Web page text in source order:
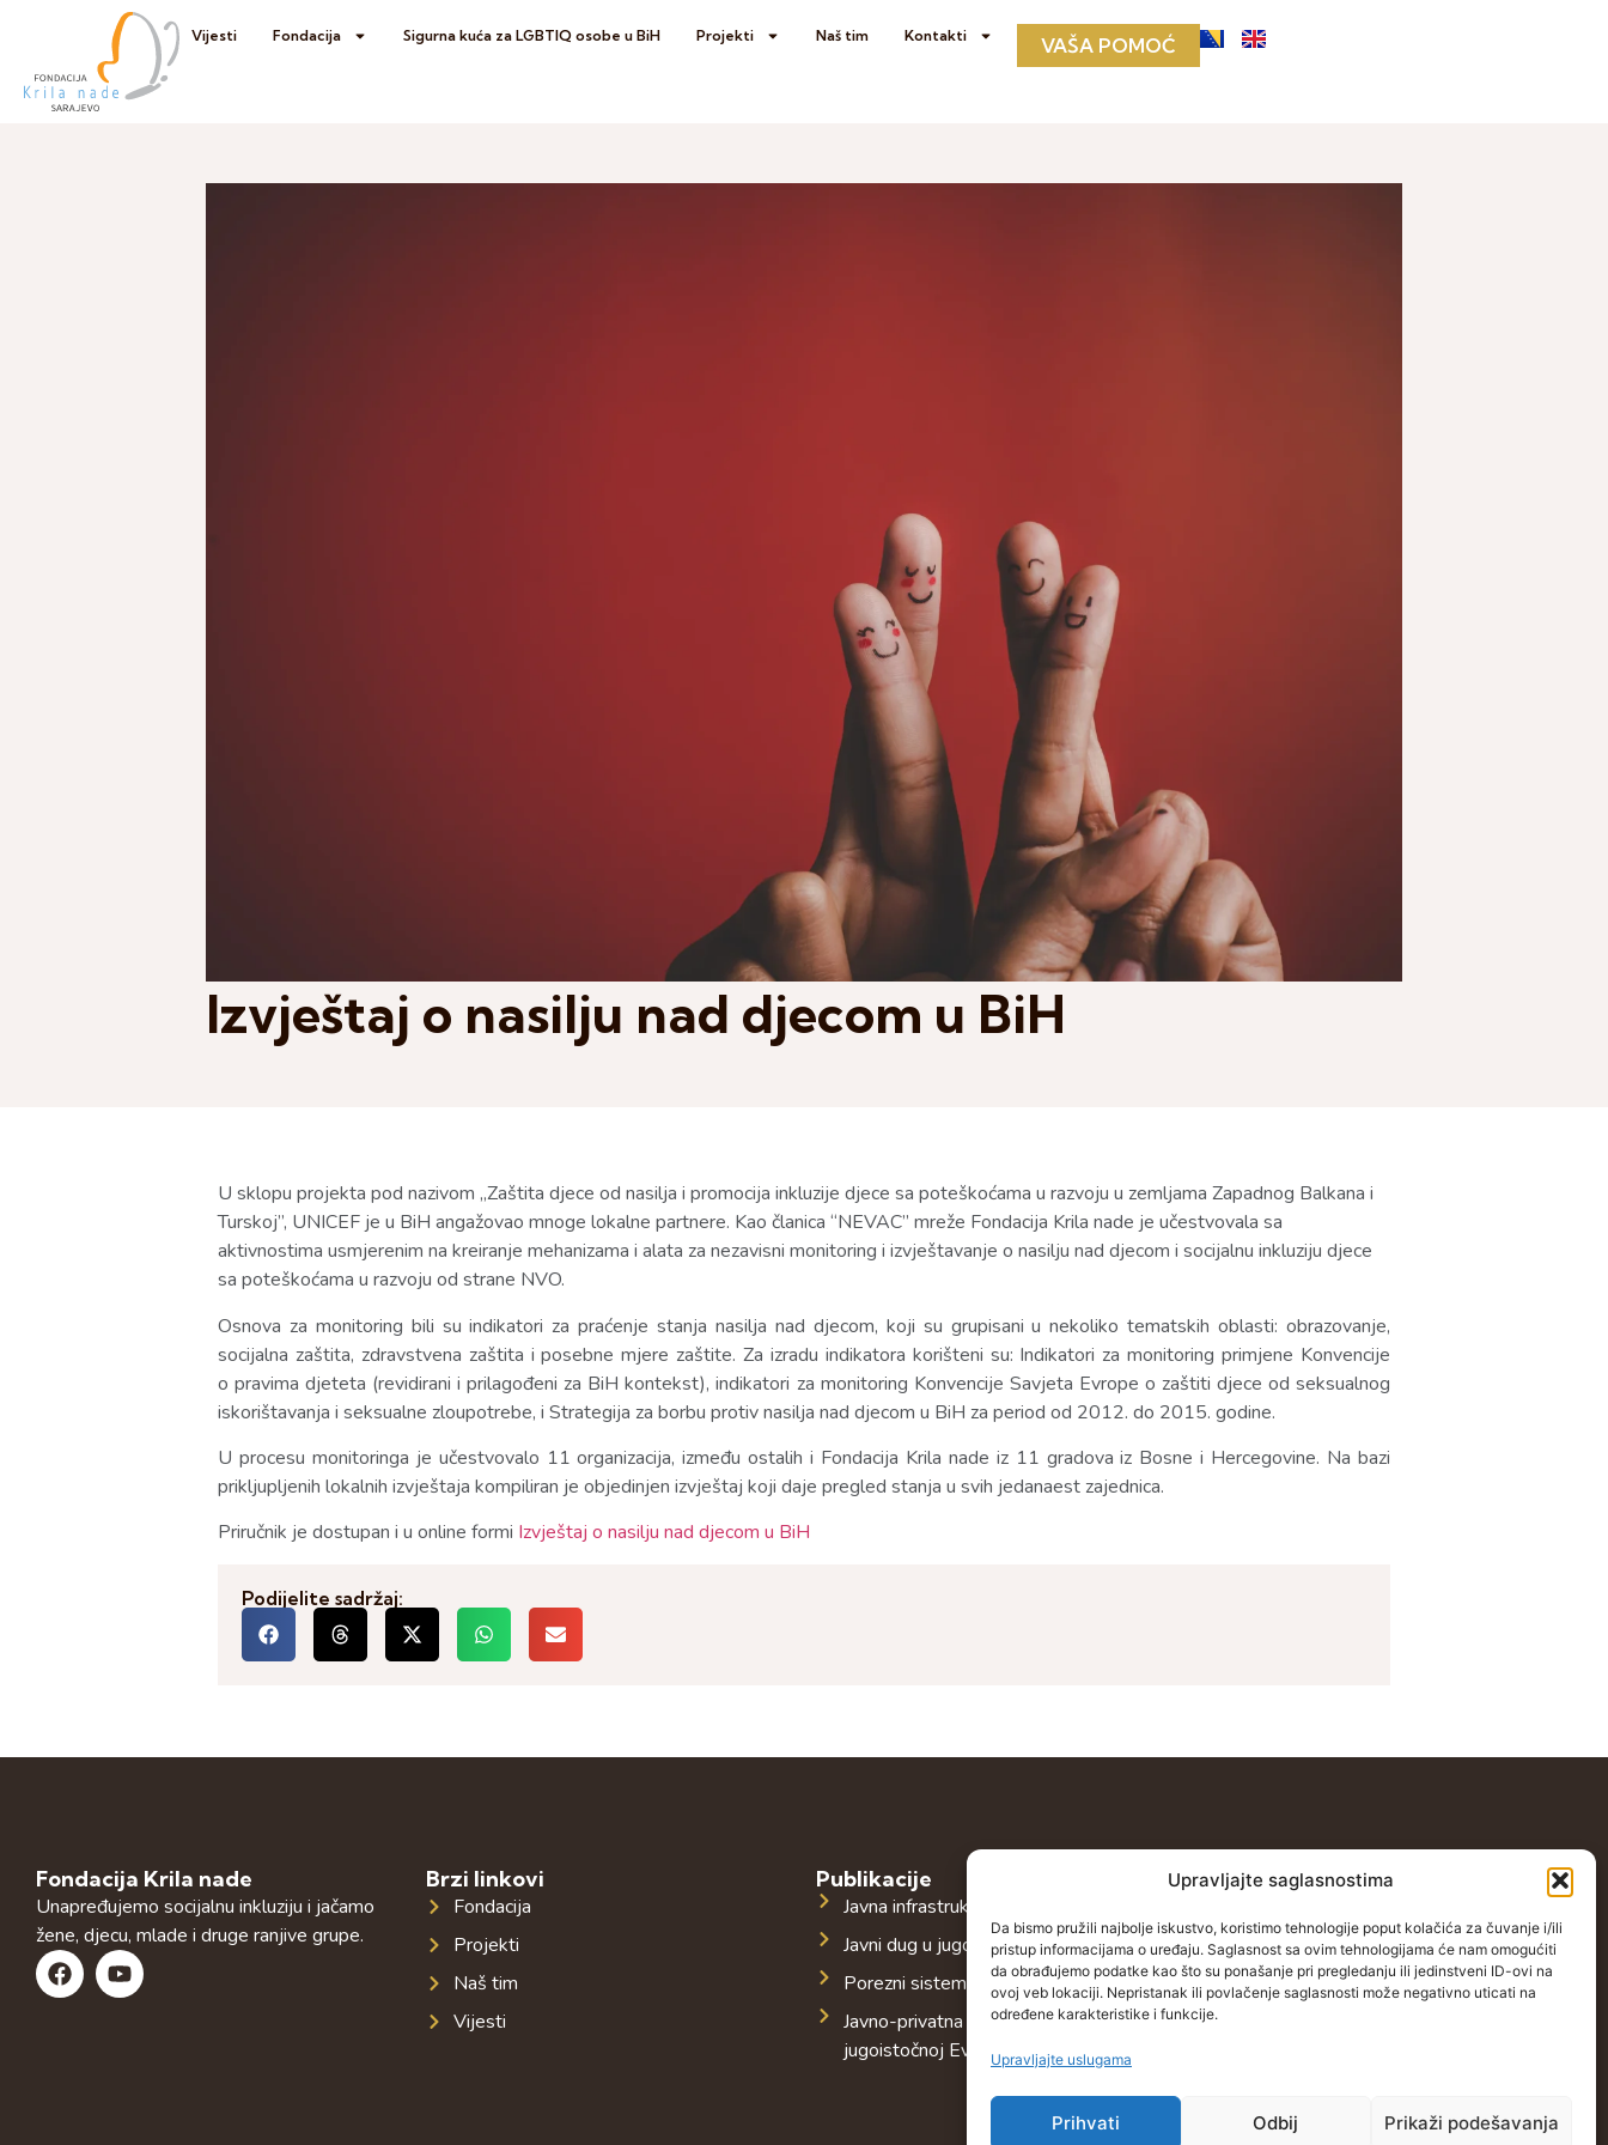
Upravljajte saglasnostima
Da bismo pružili najbolje iskustvo, koristimo tehnologije poput kolačića za čuvanje i/ili
pristup informacijama o uređaju. Saglasnost sa ovim tehnologijama će nam omogućiti
da obrađujemo podatke kao što su ponašanje pri pregledanju ili jedinstveni ID-ovi na
ovoj veb lokaciji. Nepristanak ili povlačenje saglasnosti može negativno uticati na
određene karakteristike i funkcije.
Upravljajte uslugama
Prihvati Odbij Prikaži podešavanja
Vijesti Fondacija Sigurna kuća za LGBTIQ osobe u BiH Projekti Naš tim Kontakti VAŠA POMOĆ
Izvještaj o nasilju nad djecom u BiH
U sklopu projekta pod nazivom „Zaštita djece od nasilja i promocija inkluzije djece sa poteškoćama u razvoju u zemljama Zapadnog Balkana i
Turskoj”, UNICEF je u BiH angažovao mnoge lokalne partnere. Kao članica “NEVAC” mreže Fondacija Krila nade je učestvovala sa
aktivnostima usmjerenim na kreiranje mehanizama i alata za nezavisni monitoring i izvještavanje o nasilju nad djecom i socijalnu inkluziju djece
sa poteškoćama u razvoju od strane NVO.
Osnova za monitoring bili su indikatori za praćenje stanja nasilja nad djecom, koji su grupisani u nekoliko tematskih oblasti: obrazovanje,
socijalna zaštita, zdravstvena zaštita i posebne mjere zaštite. Za izradu indikatora korišteni su: Indikatori za monitoring primjene Konvencije
o pravima djeteta (revidirani i prilagođeni za BiH kontekst), indikatori za monitoring Konvencije Savjeta Evrope o zaštiti djece od seksualnog
iskorištavanja i seksualne zloupotrebe, i Strategija za borbu protiv nasilja nad djecom u BiH za period od 2012. do 2015. godine.
U procesu monitoringa je učestvovalo 11 organizacija, između ostalih i Fondacija Krila nade iz 11 gradova iz Bosne i Hercegovine. Na bazi
prikljupljenih lokalnih izvještaja kompiliran je objedinjen izvještaj koji daje pregled stanja u svih jedanaest zajednica.
Priručnik je dostupan i u online formi Izvještaj o nasilju nad djecom u BiH
Podijelite sadržaj:
Fondacija Krila nade
Unapređujemo socijalnu inkluziju i jačamo
žene, djecu, mlade i druge ranjive grupe.
Brzi linkovi
Fondacija
Projekti
Naš tim
Vijesti
Publikacije
Javna infrastruktura u jugoistočnoj Evropi
Javni dug u jugoistočnoj Evropi
Porezni sistem u jugoistočnoj Evropi
Javno-privatna partnerstva u
jugoistočnoj Evropi
Kontakt
+38762772591
info@wings-of-hope.ba